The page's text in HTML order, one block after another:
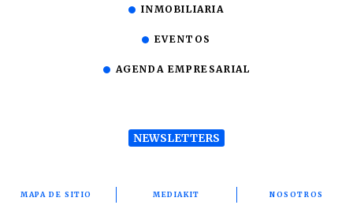
INMOBILIARIA
EVENTOS
AGENDA EMPRESARIAL
NEWSLETTERS
MAPA DE SITIO MEDIAKIT NOSOTROS